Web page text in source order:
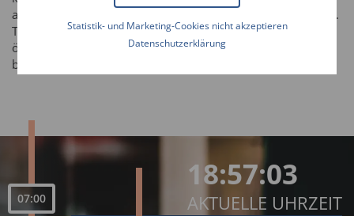
auf denen man mit heimischen Spezialitäten verwöhnt wird.
Tipps für geeignete Hikes haben IhreUnterkunftgeber
örtliche Institutionen mit staatlich geprüften Wanderführern
bieten spannende geführte Wanderungen im Pinzgau.
18:57:04
AKTUELLE UHRZEIT
07:00
Statistik- und Marketing-Cookies nicht akzeptieren
Datenschutzerklärung